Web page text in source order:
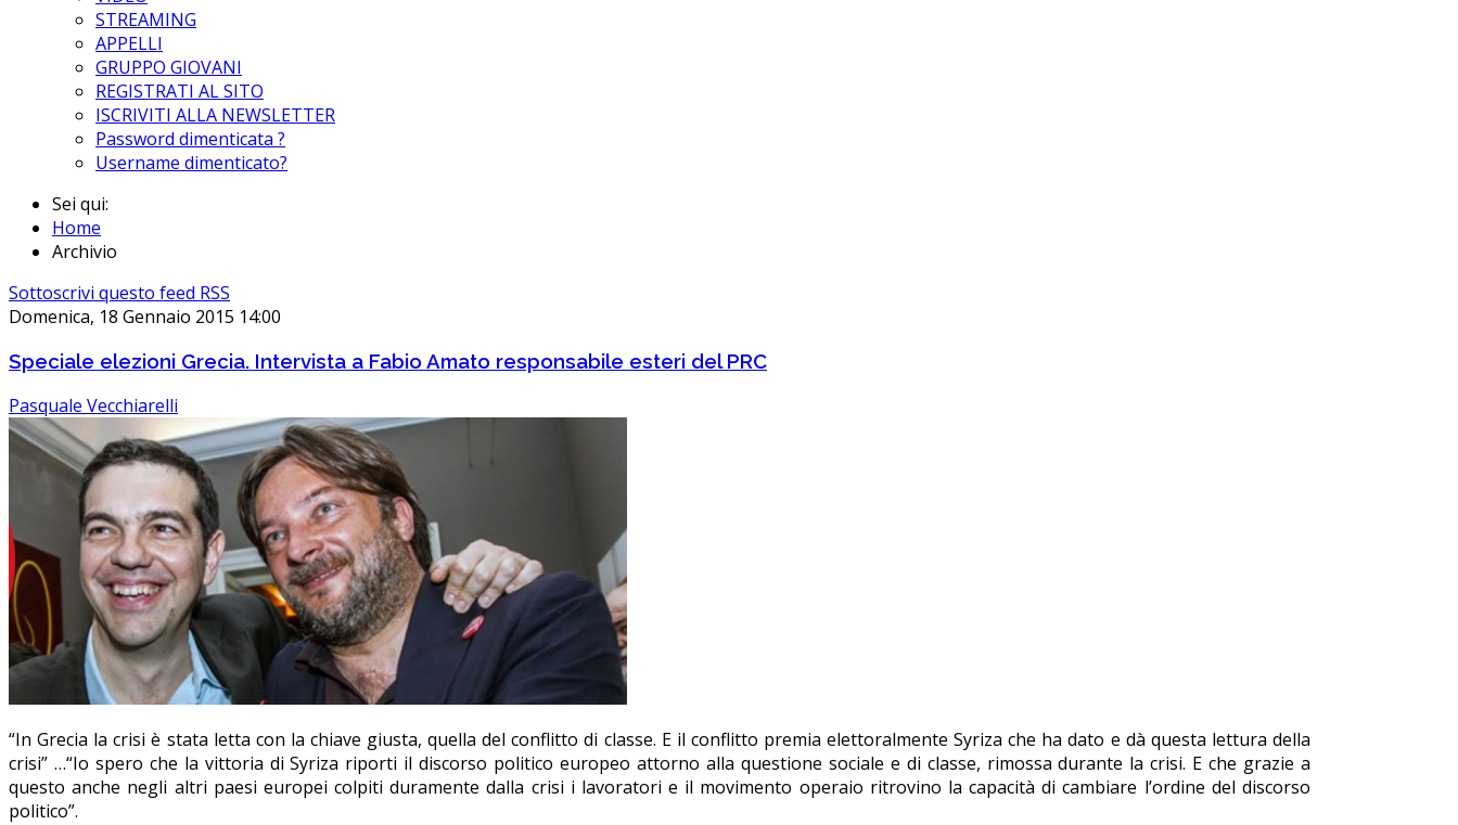
STREAMING
APPELLI
GRUPPO GIOVANI
REGISTRATI AL SITO
ISCRIVITI ALLA NEWSLETTER
Password dimenticata ?
Username dimenticato?
Sei qui:
Home
Archivio
Sottoscrivi questo feed RSS
Domenica, 18 Gennaio 2015 14:00
Speciale elezioni Grecia. Intervista a Fabio Amato responsabile esteri del PRC
Pasquale Vecchiarelli
“In Grecia la crisi è stata letta con la chiave giusta, quella del conflitto di classe. E il conflitto premia elettoralmente Syriza che ha dato e dà questa lettura della
crisi” …“Io spero che la vittoria di Syriza riporti il discorso politico europeo attorno alla questione sociale e di classe, rimossa durante la crisi. E che grazie a
questo anche negli altri paesi europei colpiti duramente dalla crisi i lavoratori e il movimento operaio ritrovino la capacità di cambiare l’ordine del discorso
politico”.